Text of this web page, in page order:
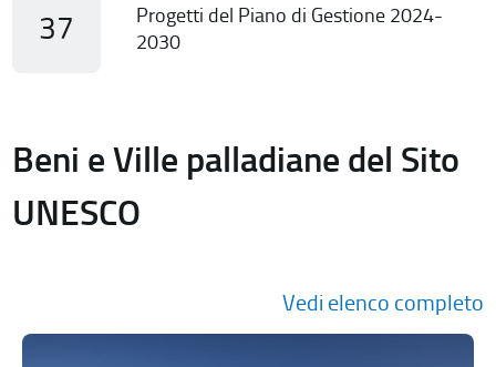
37
Progetti del Piano di Gestione 2024-
2030
Beni e Ville palladiane del Sito
UNESCO
Vedi elenco completo